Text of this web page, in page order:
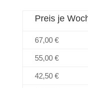
Preis je
67,00 €
55,00 €
42,50 €